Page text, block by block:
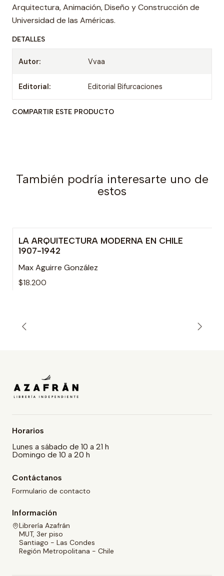
Arquitectura, Animación, Diseño y Construcción de
Universidad de las Américas.
DETALLES
Autor: Vvaa
Editorial: Editorial Bifurcaciones
COMPARTIR ESTE PRODUCTO
También podría interesarte uno de
estos
Agotado
LA ARQUITECTURA MODERNA EN CHILE
1907-1942
Max Aguirre González
$18.200
Horarios
Lunes a sábado de 10 a 21 h
Domingo de 10 a 20 h
Contáctanos
Formulario de contacto
Información
Librería Azafrán
MUT, 3er piso
Santiago - Las Condes
Región Metropolitana - Chile